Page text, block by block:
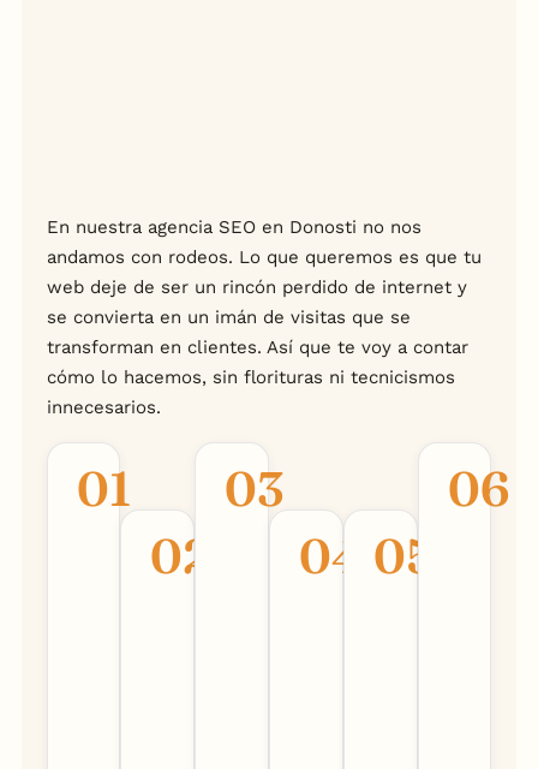
En nuestra agencia SEO en Donosti no nos
andamos con rodeos. Lo que queremos es que tu
web deje de ser un rincón perdido de internet y
se convierta en un imán de visitas que se
transforman en clientes. Así que te voy a contar
cómo lo hacemos, sin florituras ni tecnicismos
innecesarios.